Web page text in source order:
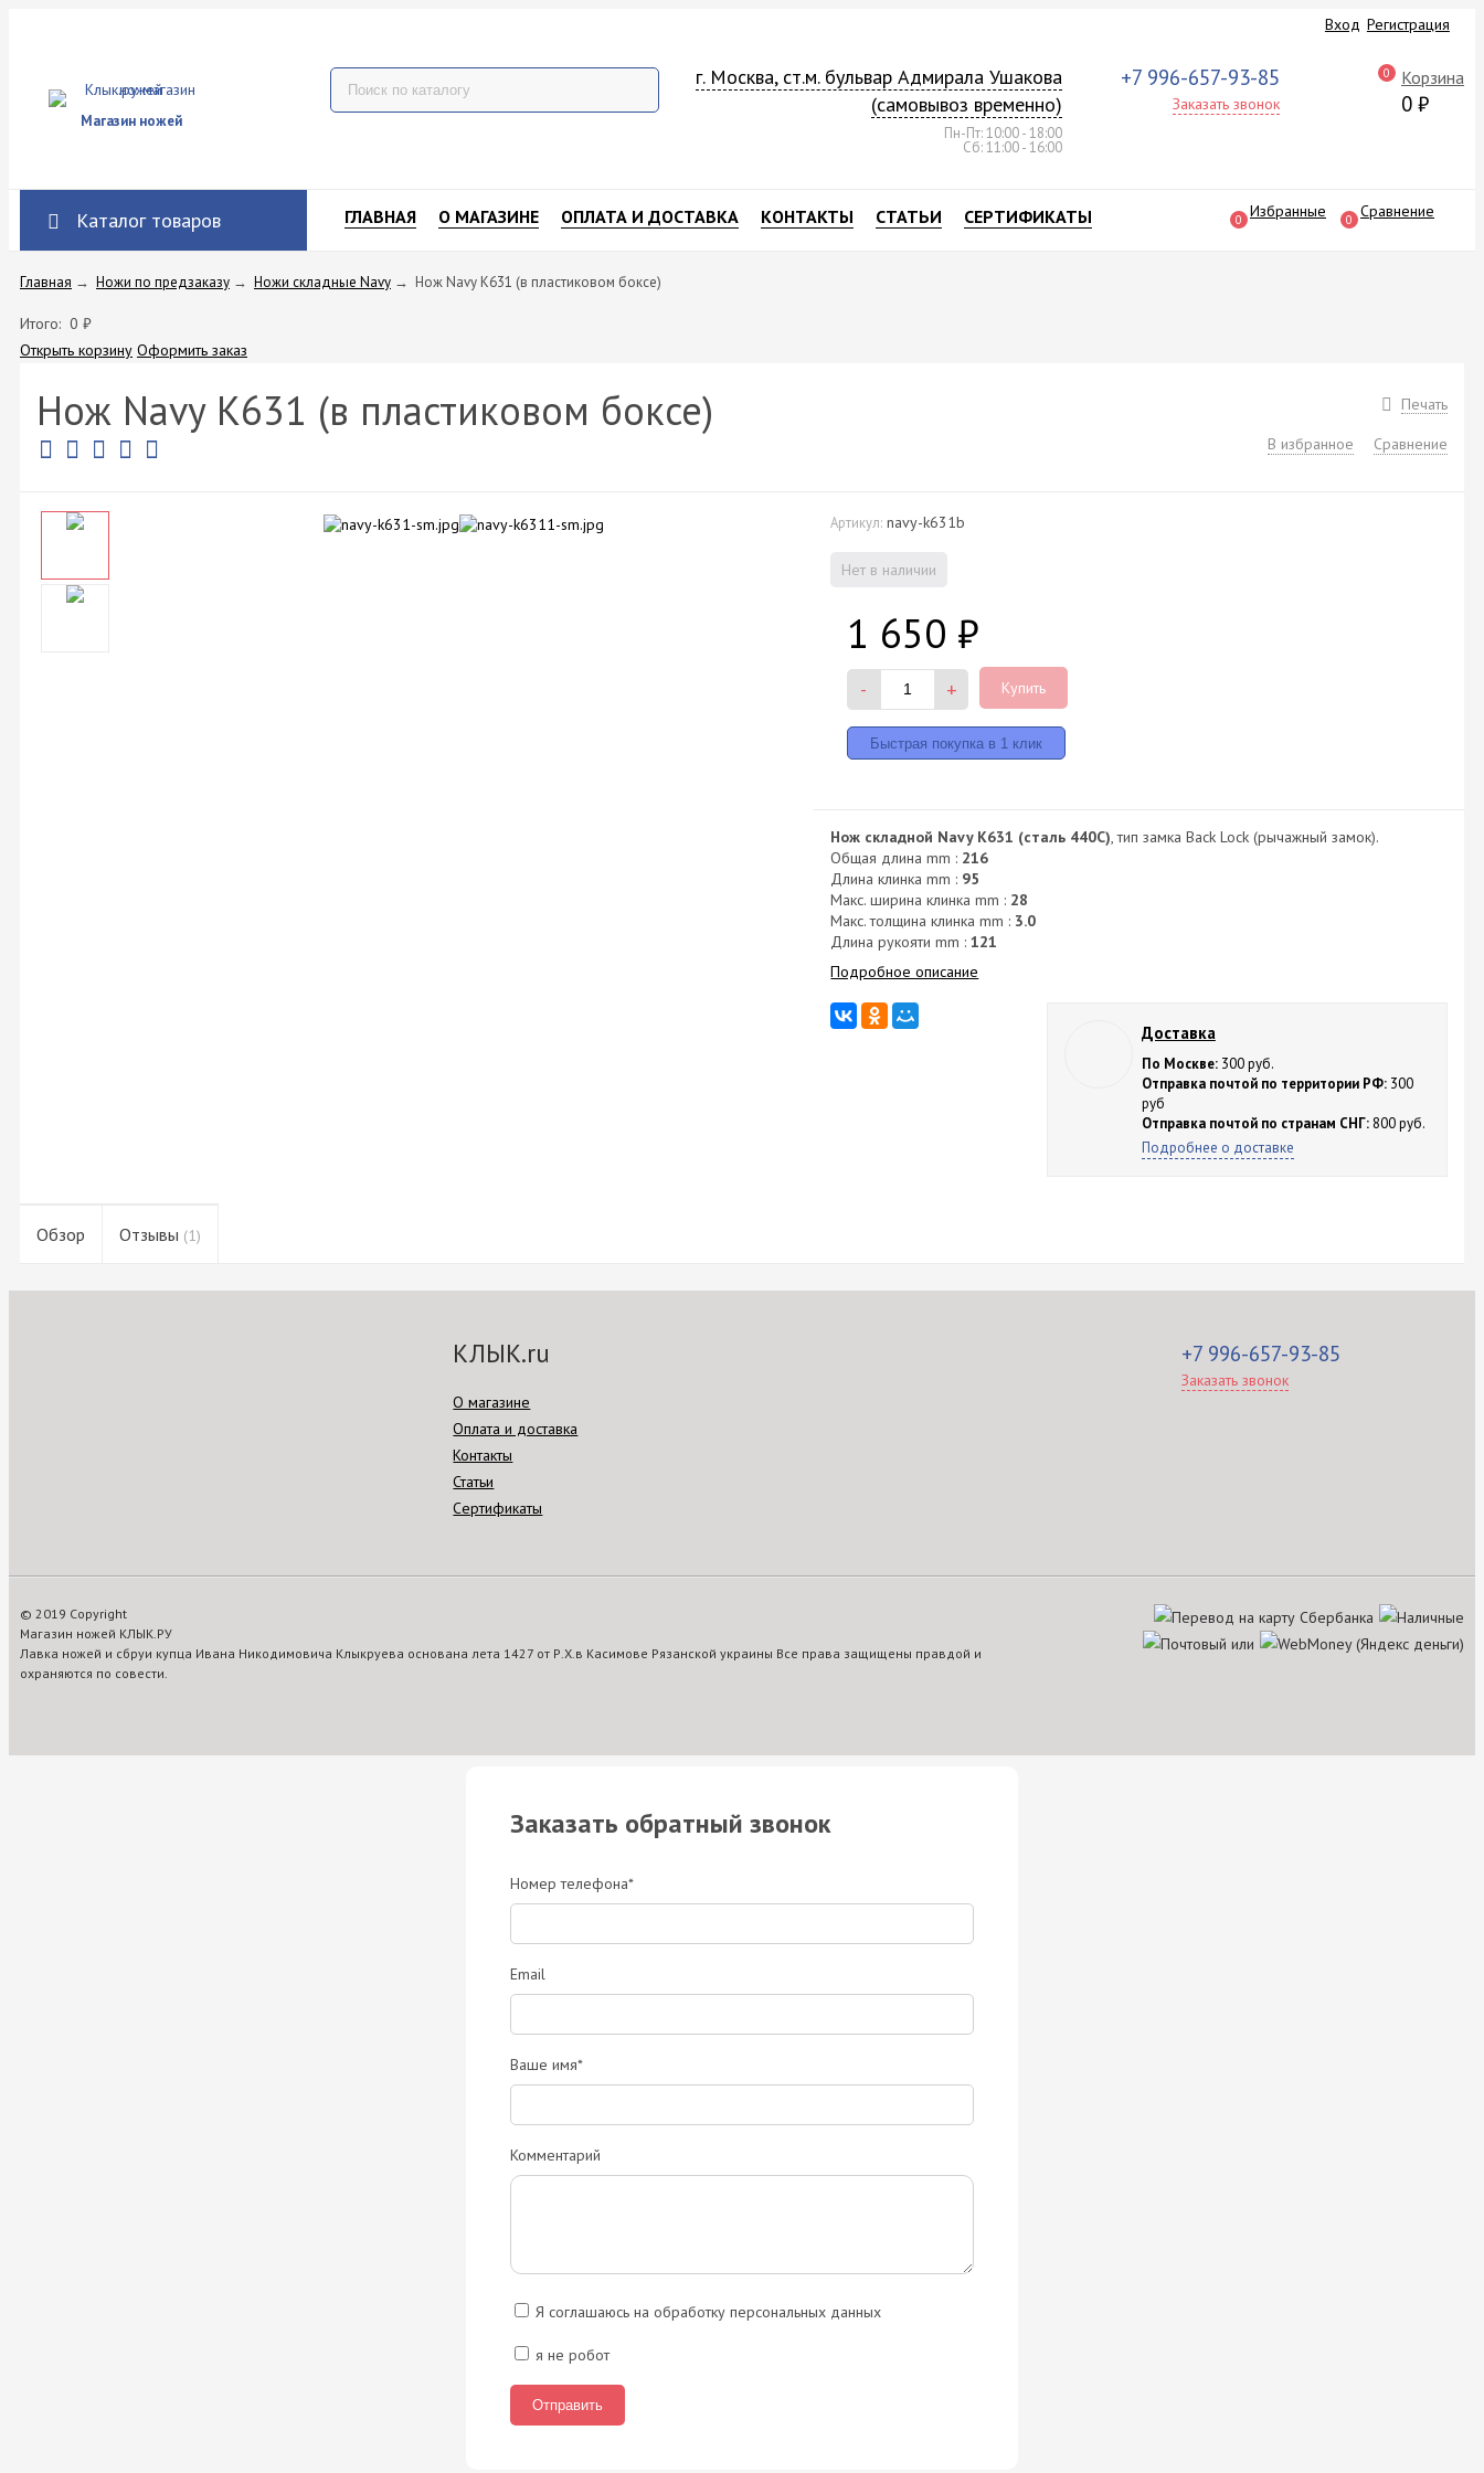
Вход Регистрация
Магазин ножей
г. Москва, ст.м. бульвар Адмирала Ушакова
(самовывоз временно)
Пн-Пт: 10:00 - 18:00
Сб: 11:00 - 16:00
+7 996-657-93-85
Заказать звонок
0 Корзина
0 ₽
Каталог товаров ГЛАВНАЯ О МАГАЗИНЕ ОПЛАТА И ДОСТАВКА КОНТАКТЫ СТАТЬИ СЕРТИФИКАТЫ 0 Избранные 0 Сравнение
Главная → Ножи по предзаказу → Ножи складные Navy → Нож Navy K631 (в пластиковом боксе)
Итого: 0 ₽
Открыть корзину Оформить заказ
Печать
Нож Navy K631 (в пластиковом боксе)
В избранное Сравнение
Артикул: navy-k631b
Нет в наличии
1 650 ₽
- + Купить
Нож складной Navy K631 (сталь 440C) , тип замка Back Lock (рычажный замок).
Общая длина mm : 216
Длина клинка mm : 95
Макс. ширина клинка mm : 28
Макс. толщина клинка mm : 3.0
Длина рукояти mm :121
Подробное описание
Доставка
По Москве:300 руб.
Отправка почтой по территории РФ:300
руб
Отправка почтой по странам СНГ:800 руб.
Подробнее о доставке
Обзор Отзывы (1)
КЛЫК.ru
О магазине
Оплата и доставка
Контакты
Статьи
Сертификаты
+7 996-657-93-85
Заказать звонок
© 2019 Copyright
Магазин ножей КЛЫК.РУ
Лавка ножей и сбруи купца Ивана Никодимовича Клыкруева основана лета 1427 от Р.Х.в Касимове Рязанской украины Все права защищены правдой и
охраняются по совести.
Заказать обратный звонок
Номер телефона*
Email
Ваше имя*
Комментарий
Я соглашаюсь на обработку персональных данных
я не робот